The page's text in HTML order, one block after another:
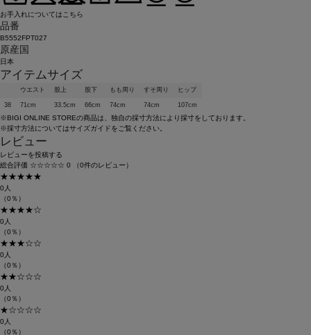
お手入れについてはこちら
品番
B5552FPT027
原産国
日本
アイテムサイズ
ウエスト 股上 股下 もも周り すそ周り ヒップ
38 71cm 33.5cm 66cm 74cm 74cm 107cm
※BIGI ONLINE STOREの商品は、独自の採寸方法により採寸をしております。
※採寸方法についてはサイズガイドをご覧ください。
レビュー
レビューを投稿する
総合評価 ☆☆☆☆☆ 0 （0件のレビュー）
★★★★★
0人
（0％）
★★★★☆
0人
（0％）
★★★☆☆
0人
（0％）
★★☆☆☆
0人
（0％）
★☆☆☆☆
0人
（0％）